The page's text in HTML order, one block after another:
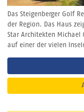
Das Steigenberger Golf
der Region. Das Haus
Star Architekten Michael
auf einer der vielen